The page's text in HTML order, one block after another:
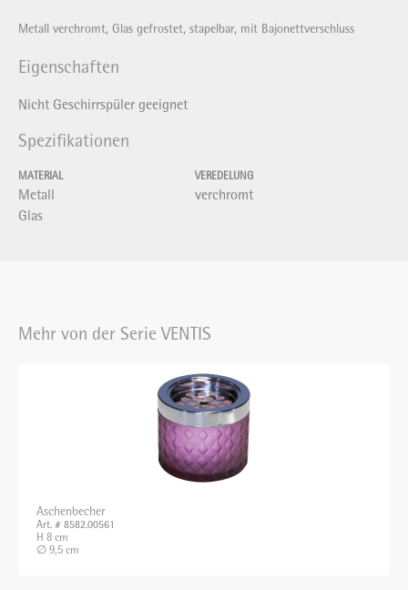
Metall verchromt, Glas gefrostet, stapelbar, mit Bajonettverschluss
Eigenschaften
Nicht Geschirrspüler geeignet
Spezifikationen
MATERIAL
Metall
Glas
VEREDELUNG
verchromt
Mehr von der Serie VENTIS
Aschenbecher
Art. # 8582.00561
H 8 cm
∅ 9,5 cm